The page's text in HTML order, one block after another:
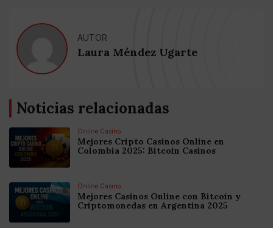
AUTOR
Laura Méndez Ugarte
Noticias relacionadas
Online Casino
Mejores Cripto Casinos Online en
Colombia 2025: Bitcoin Casinos
Online Casino
Mejores Casinos Online con Bitcoin y
Criptomonedas en Argentina 2025